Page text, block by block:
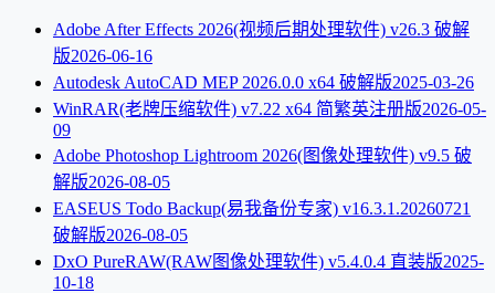
Adobe After Effects 2026(视频后期处理软件) v26.3 破解
版2026-06-16
Autodesk AutoCAD MEP 2026.0.0 x64 破解版2025-03-26
WinRAR(老牌压缩软件) v7.22 x64 简繁英注册版2026-05-
09
Adobe Photoshop Lightroom 2026(图像处理软件) v9.5 破
解版2026-08-05
EASEUS Todo Backup(易我备份专家) v16.3.1.20260721
破解版2026-08-05
DxO PureRAW(RAW图像处理软件) v5.4.0.4 直装版2025-
10-18